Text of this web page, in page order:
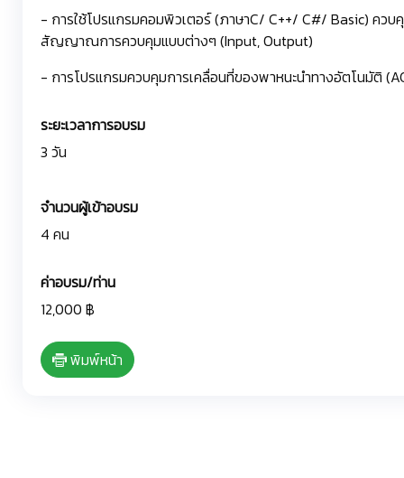
- การใช้โปรแกรมคอมพิวเตอร์ (ภาษาC/ C++/ C#/ Basic) คว
สัญญาณการควบคุมแบบต่างๆ (Input, Output)
- การโปรแกรมควบคุมการเคลื่อนที่ของพาหนะนำทางอัตโนมัติ
ระยะเวลาการอบรม
3 วัน
จำนวนผู้เข้าอบรม
4 คน
ค่าอบรม/ท่าน
12,000 ฿
พิมพ์หน้า